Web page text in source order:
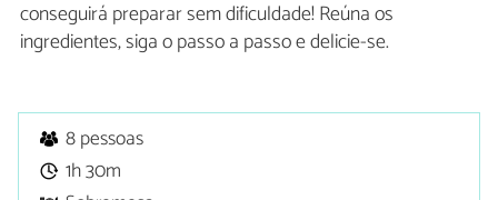
conseguirá preparar sem dificuldade! Reúna os
ingredientes, siga o passo a passo e delicie-se.
8 pessoas
1h 30m